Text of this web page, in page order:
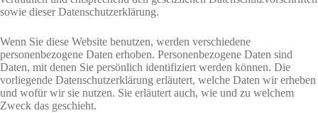
sowie dieser Datenschutzerklärung.
Wenn Sie diese Website benutzen, werden verschiedene
personenbezogene Daten erhoben. Personenbezogene Daten sind
Daten, mit denen Sie persönlich identifiziert werden können. Die
vorliegende Datenschutzerklärung erläutert, welche Daten wir erheben
und wofür wir sie nutzen. Sie erläutert auch, wie und zu welchem
Zweck das geschieht.